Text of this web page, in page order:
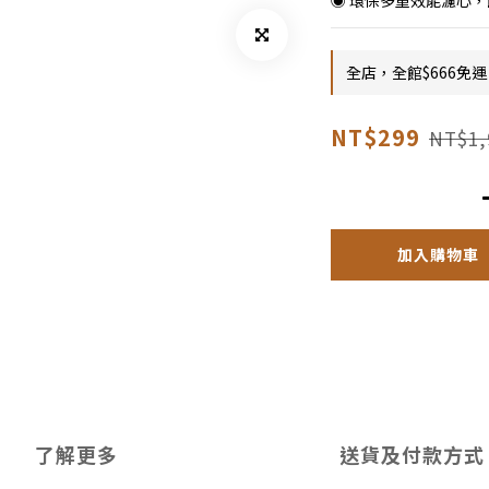
全店，全館$666免運
NT$299
加入購物車
了解更多 送貨及付款方式